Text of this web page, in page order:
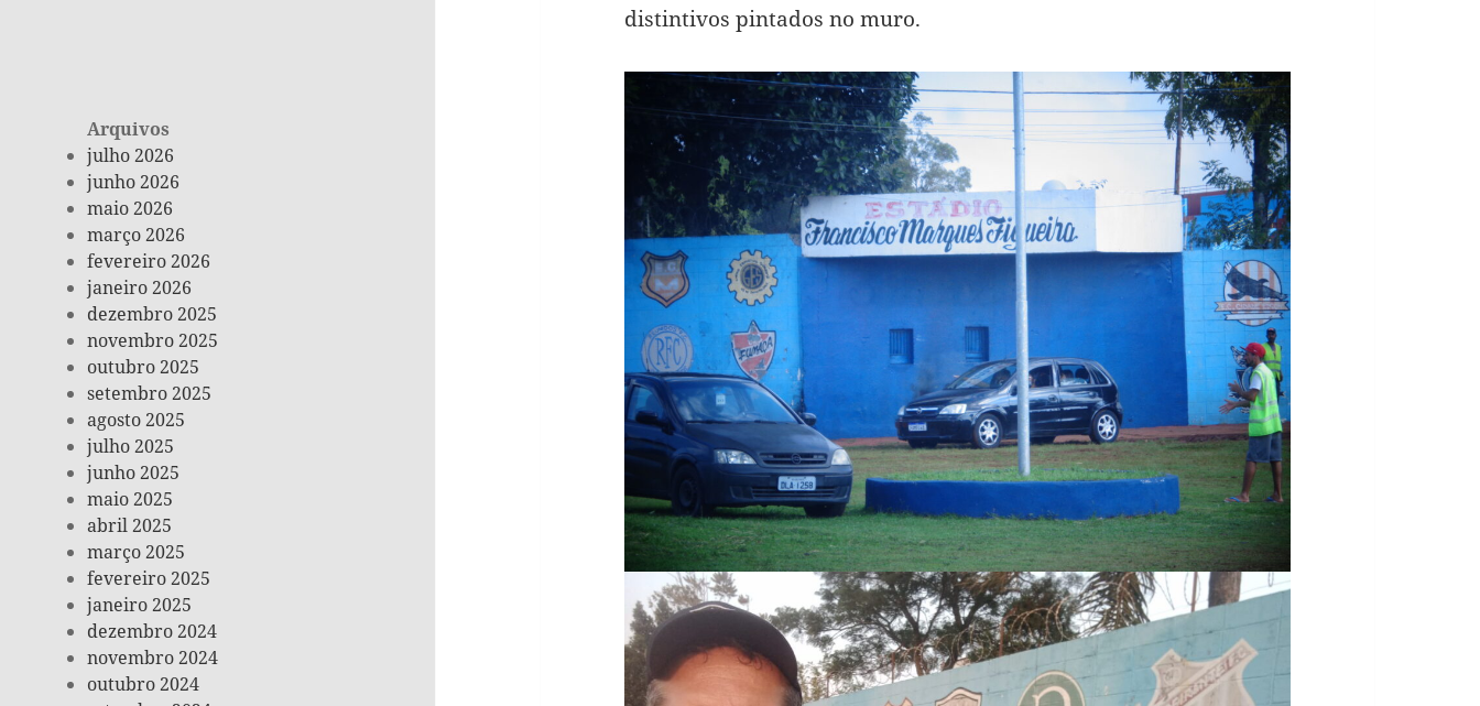
Arquivos
julho 2026
junho 2026
maio 2026
março 2026
fevereiro 2026
janeiro 2026
dezembro 2025
novembro 2025
outubro 2025
setembro 2025
agosto 2025
julho 2025
junho 2025
maio 2025
abril 2025
março 2025
fevereiro 2025
janeiro 2025
dezembro 2024
novembro 2024
outubro 2024
distintivos pintados no muro.